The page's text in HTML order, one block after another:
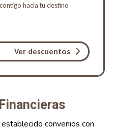
hacia tu destino
Ver descuentos
convenios con